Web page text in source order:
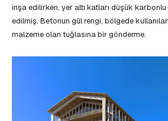
inşa edilirken, yer altı katları düşük
edilmiş. Betonun gül rengi, bölgede
malzeme olan tuğlasına bir gönderme.